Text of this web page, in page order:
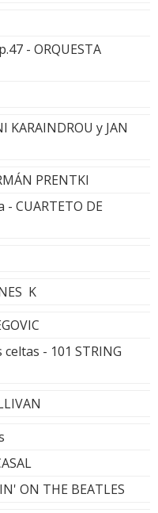
- ORQUESTA
y JAN
PRENTKI
CUARTETO DE
K
- 101 STRING
ON THE BEATLES